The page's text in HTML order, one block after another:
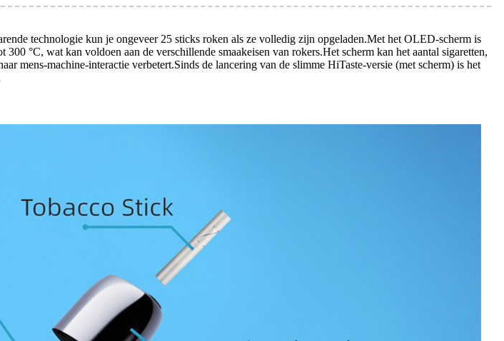
technologie kun je ongeveer 25 sticks roken als ze volledig zijn opgeladen.Met het OLED-scherm is
°C, wat kan voldoen aan de verschillende smaakeisen van rokers.Het scherm kan het aantal sigaretten,
mens-machine-interactie verbetert.Sinds de lancering van de slimme HiTaste-versie (met scherm) is het